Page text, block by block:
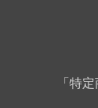
「特